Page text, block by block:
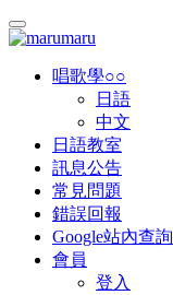
唱歌學○○
日語
中文
日語教室
訊息公告
常見問題
錯誤回報
Google站內查詢
會員
登入